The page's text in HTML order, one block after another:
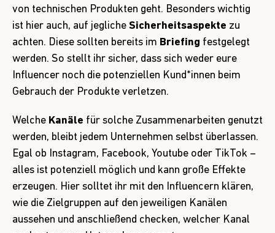
von technischen Produkten geht. Besonders wichtig
ist hier auch, auf jegliche Sicherheitsaspekte zu
achten. Diese sollten bereits im Briefing festgelegt
werden. So stellt ihr sicher, dass sich weder eure
Influencer noch die potenziellen Kund*innen beim
Gebrauch der Produkte verletzen.
Welche Kanäle für solche Zusammenarbeiten genutzt
werden, bleibt jedem Unternehmen selbst überlassen.
Egal ob Instagram, Facebook, Youtube oder TikTok –
alles ist potenziell möglich und kann große Effekte
erzeugen. Hier solltet ihr mit den Influencern klären,
wie die Zielgruppen auf den jeweiligen Kanälen
aussehen und anschließend checken, welcher Kanal